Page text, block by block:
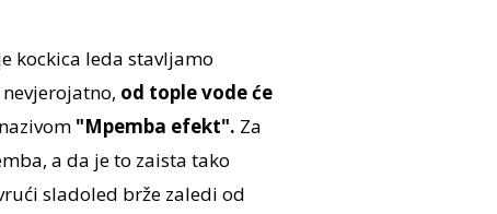
kockica leda stavljamo
od tople vode će
"Mpemba efekt". Za
a da je to zaista tako
sladoled brže zaledi od